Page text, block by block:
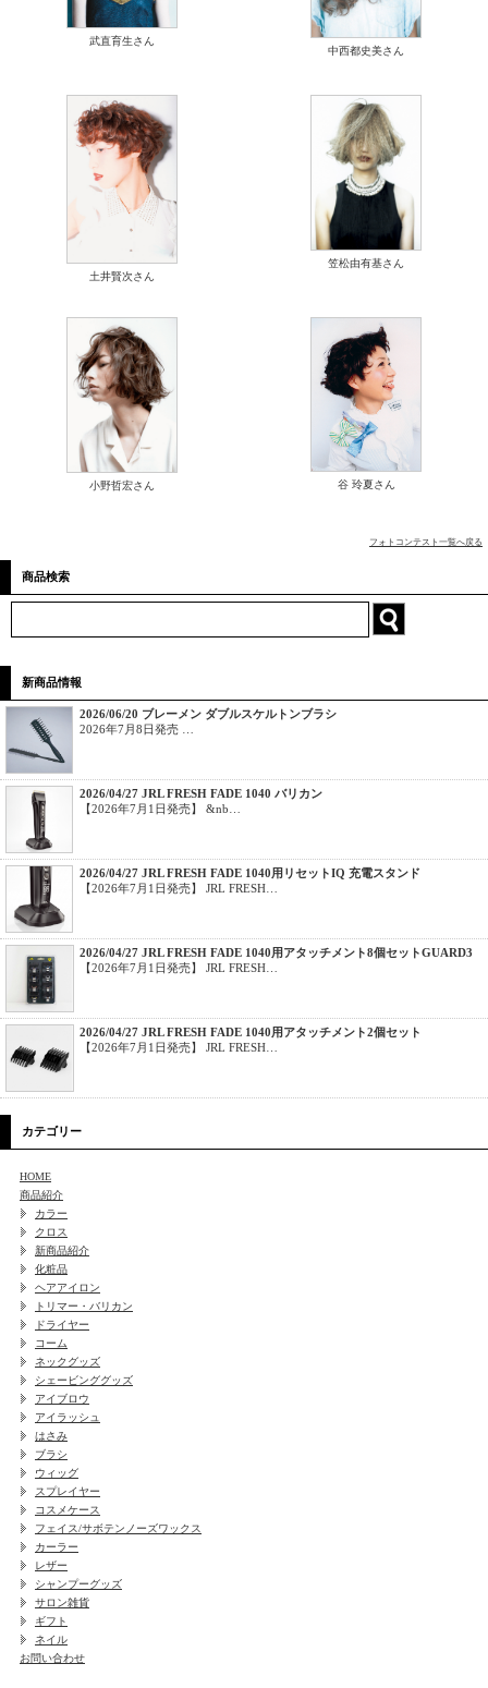
武直育生さん
中西都史美さん
土井賢次さん
笠松由有基さん
小野哲宏さん 谷 玲夏さん
フォトコンテスト一覧へ戻る
商品検索
新商品情報
2026/06/20 ブレーメン ダブルスケルトンブラシ
2026年7月8日発売 …
2026/04/27 JRL FRESH FADE 1040 バリカン
【2026年7月1日発売】 &nb…
2026/04/27 JRL FRESH FADE 1040用リセットIQ 充電スタンド
【2026年7月1日発売】 JRL FRESH…
2026/04/27 JRL FRESH FADE 1040用アタッチメント8個セットGUARD3
【2026年7月1日発売】 JRL FRESH…
2026/04/27 JRL FRESH FADE 1040用アタッチメント2個セット
【2026年7月1日発売】 JRL FRESH…
カテゴリー
HOME
商品紹介
カラー
クロス
新商品紹介
化粧品
ヘアアイロン
トリマー・バリカン
ドライヤー
コーム
ネックグッズ
シェービンググッズ
アイブロウ
アイラッシュ
はさみ
ブラシ
ウィッグ
スプレイヤー
コスメケース
フェイス/サボテンノーズワックス
カーラー
レザー
シャンプーグッズ
サロン雑貨
ギフト
ネイル
お問い合わせ